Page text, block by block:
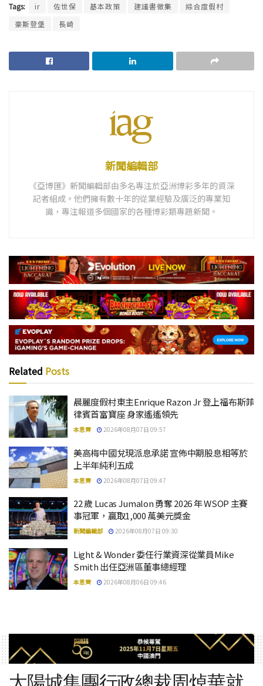
Tags: ir 佐世保 基本政策 建議書徵集
綜合度假村
豪斯登堡
長崎
新聞編輯部
《亞博匯》新聞編輯部由多名專注於亞洲博彩多年的資深
記者組成。他們擁有數十年的從業經驗及廣泛的專業知
識，專注報道多個國家的各種博彩類專題新聞。
Related Posts
晨麗度假村東主Enrique Razon Jr 登上福布斯菲
律賓首富寶座 身家遙遙領先
本思齊 2026年08月07日 09:57
美高梅中國兌現派息承諾 宣佈中期股息相等於
上半年純利五成
本思齊 2026年08月07日 09:47
22 歲 Lucas Jumalon 勇奪 2026 年 WSOP 主賽
事冠軍，贏取1,000 萬美元獎金
新聞編輯部 2026年08月07日 09:30
Light & Wonder 委任行業資深從業員Mike
Smith 出任亞洲區董事總經理
本思齊 2026年08月06日 09:46